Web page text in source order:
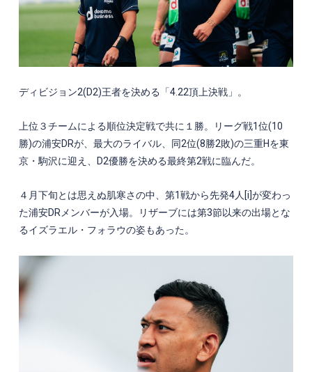
ディビジョン2(D2)王者を決める「4.22頂上決戦」。
上位３チームによる順位決定戦で共に１勝。リーグ戦1位(10
勝)の浦安DRが、最大のライバル、同2位(8勝2敗)の三重Hを東
京・駒沢に迎え、
D2優勝を決める最終第2戦に臨んだ。
４月下旬とは思えぬ肌寒さの中、第1戦から先発4人 [i]が変わっ
た浦安DR メンバーが入場。リザーブには第3節以来の出場とな
るイズラエル・フォラウの姿もあった。